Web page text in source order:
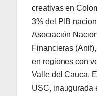
creativas en
3% del PIB
Asociación
Financieras
en regiones con
Valle del Cauca.
USC, inaugurada